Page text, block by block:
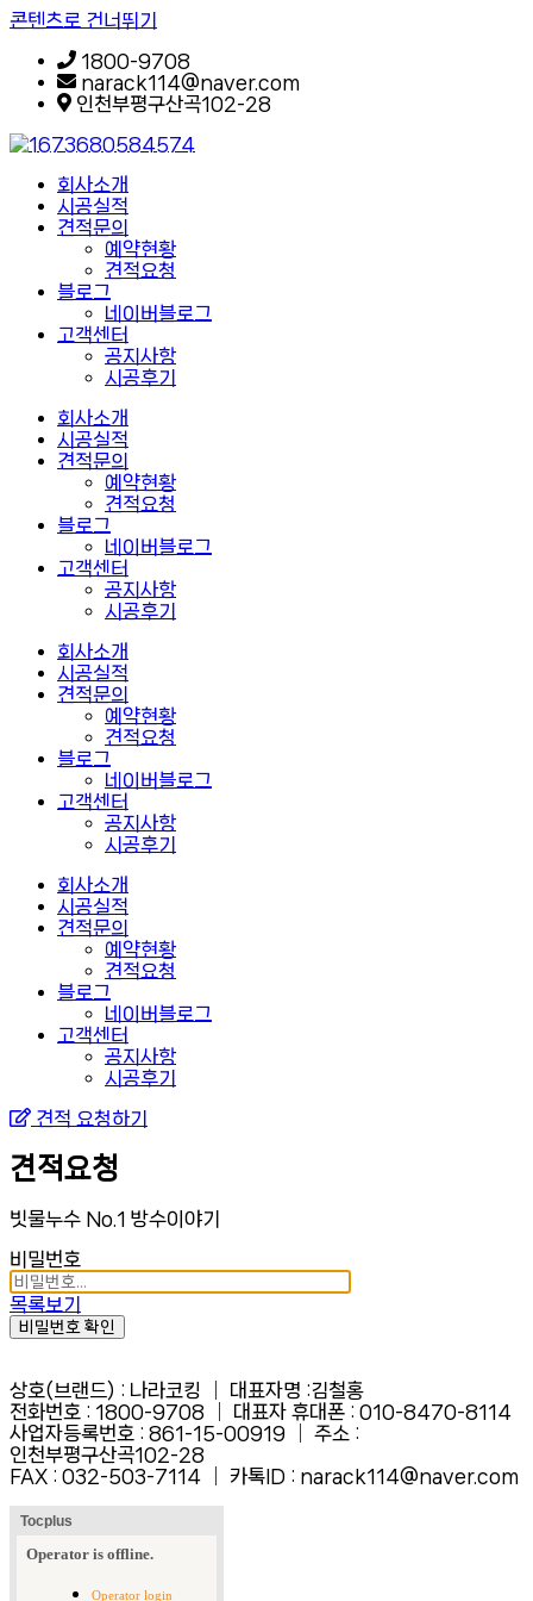
콘텐츠로 건너뛰기
1800-9708
narack114@naver.com
인천부평구산곡102-28
회사소개
시공실적
견적문의
예약현황
견적요청
블로그
네이버블로그
고객센터
공지사항
시공후기
회사소개
시공실적
견적문의
예약현황
견적요청
블로그
네이버블로그
고객센터
공지사항
시공후기
회사소개
시공실적
견적문의
예약현황
견적요청
블로그
네이버블로그
고객센터
공지사항
시공후기
회사소개
시공실적
견적문의
예약현황
견적요청
블로그
네이버블로그
고객센터
공지사항
시공후기
견적 요청하기
견적요청
빗물누수 No.1 방수이야기
비밀번호
목록보기
비밀번호 확인
상호(브랜드) : 나라코킹 │ 대표자명 :김철홍
전화번호 : 1800-9708 │ 대표자 휴대폰 : 010-8470-8114
사업자등록번호 : 861-15-00919 │ 주소 :
인천부평구산곡102-28
FAX : 032-503-7114 │ 카톡ID : narack114@naver.com